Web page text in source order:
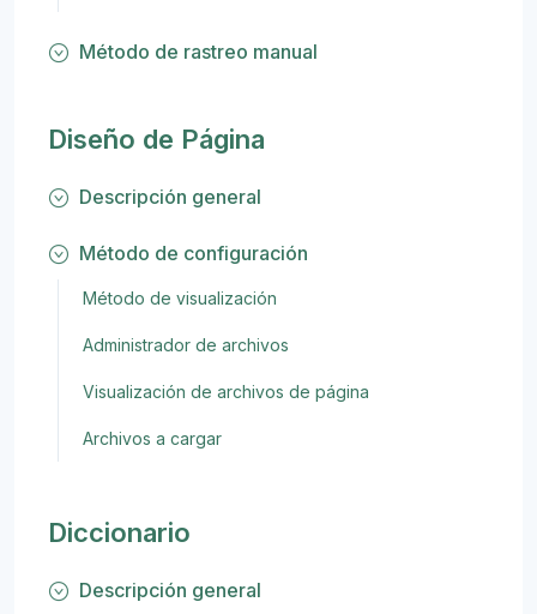
Método de rastreo manual
Diseño de Página
Descripción general
Método de configuración
Método de visualización
Administrador de archivos
Visualización de archivos de página
Archivos a cargar
Diccionario
Descripción general